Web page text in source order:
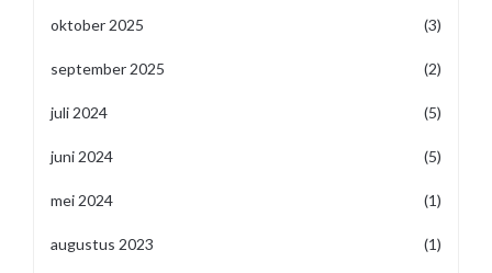
oktober 2025 (3)
september 2025 (2)
juli 2024 (5)
juni 2024 (5)
mei 2024 (1)
augustus 2023 (1)